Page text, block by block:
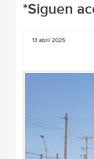
*Siguen
13 abril 2025